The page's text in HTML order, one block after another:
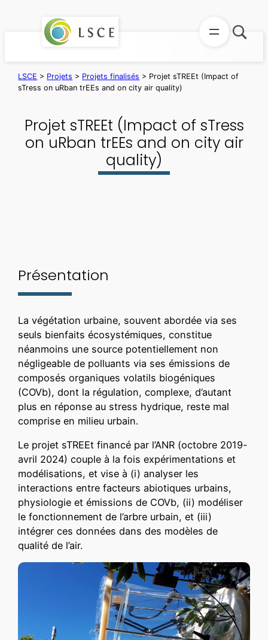
LSCE > Projets > Projets finalisés > Projet sTREEt (Impact of
sTress on uRban trEEs and on city air quality)
Projet sTREEt (Impact of sTress
on uRban trEEs and on city air
quality)
Présentation
La végétation urbaine, souvent abordée via ses
seuls bienfaits écosystémiques, constitue
néanmoins une source potentiellement non
négligeable de polluants via ses émissions de
composés organiques volatils biogéniques
(COVb), dont la régulation, complexe, d’autant
plus en réponse au stress hydrique, reste mal
comprise en milieu urbain.
Le projet sTREEt financé par l’ANR (octobre 2019-
avril 2024) couple à la fois expérimentations et
modélisations, et vise à (i) analyser les
interactions entre facteurs abiotiques urbains,
physiologie et émissions de COVb, (ii) modéliser
le fonctionnement de l’arbre urbain, et (iii)
intégrer ces données dans des modèles de
qualité de l’air.